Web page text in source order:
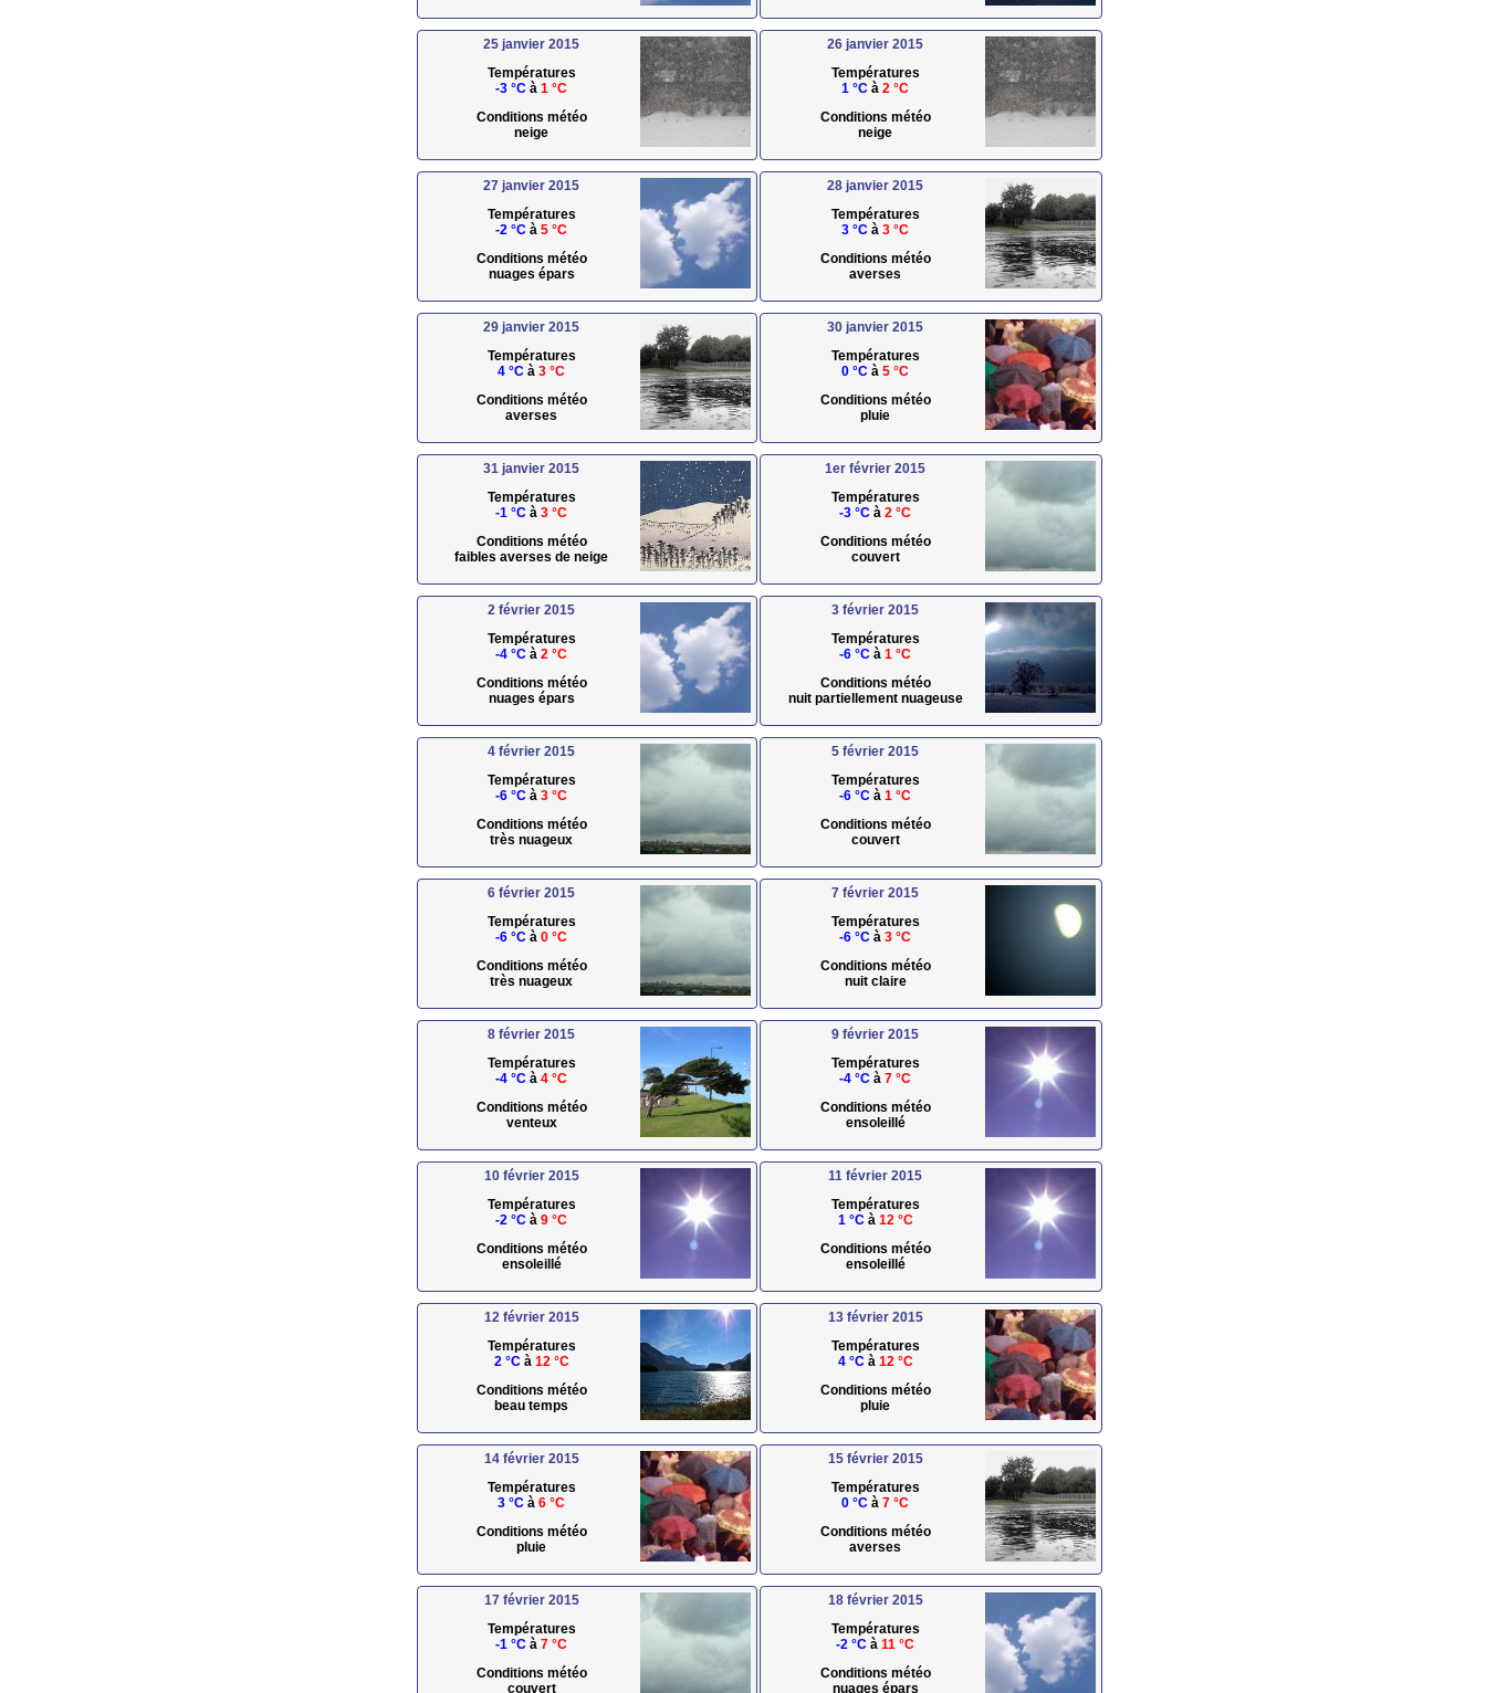
25 janvier 2015
Températures
-3 °C à 1 °C
Conditions météo
neige
26 janvier 2015
Températures
1 °C à 2 °C
Conditions météo
neige
27 janvier 2015
Températures
-2 °C à 5 °C
Conditions météo
nuages épars
28 janvier 2015
Températures
3 °C à 3 °C
Conditions météo
averses
29 janvier 2015
Températures
4 °C à 3 °C
Conditions météo
averses
30 janvier 2015
Températures
0 °C à 5 °C
Conditions météo
pluie
31 janvier 2015
Températures
-1 °C à 3 °C
Conditions météo
faibles averses de neige
1er février 2015
Températures
-3 °C à 2 °C
Conditions météo
couvert
2 février 2015
Températures
-4 °C à 2 °C
Conditions météo
nuages épars
3 février 2015
Températures
-6 °C à 1 °C
Conditions météo
nuit partiellement nuageuse
4 février 2015
Températures
-6 °C à 3 °C
Conditions météo
très nuageux
5 février 2015
Températures
-6 °C à 1 °C
Conditions météo
couvert
6 février 2015
Températures
-6 °C à 0 °C
Conditions météo
très nuageux
7 février 2015
Températures
-6 °C à 3 °C
Conditions météo
nuit claire
8 février 2015
Températures
-4 °C à 4 °C
Conditions météo
venteux
9 février 2015
Températures
-4 °C à 7 °C
Conditions météo
ensoleillé
10 février 2015
Températures
-2 °C à 9 °C
Conditions météo
ensoleillé
11 février 2015
Températures
1 °Cà 12 °C
Conditions météo
ensoleillé
12 février 2015
Températures
2 °Cà 12 °C
Conditions météo
beau temps
13 février 2015
Températures
4 °Cà 12 °C
Conditions météo
pluie
14 février 2015
Températures
3 °C à 6 °C
Conditions météo
pluie
15 février 2015
Températures
0 °C à 7 °C
Conditions météo
averses
17 février 2015
Températures
-1 °C à 7 °C
Conditions météo
couvert
18 février 2015
Températures
-2 °C à 11 °C
Conditions météo
nuages épars